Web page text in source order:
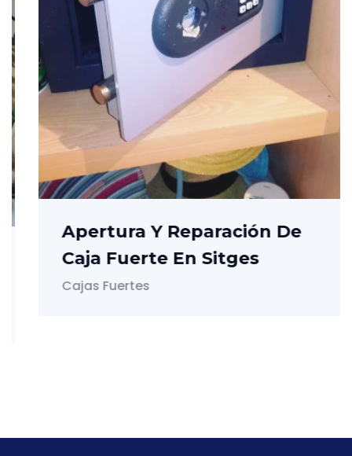
Apertura Y Reparación De
Caja Fuerte En Sitges
Cajas Fuertes